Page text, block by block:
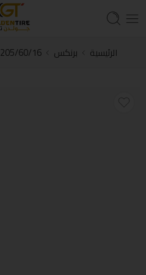
الرئيسية برنكس 205/60/16 برنكس Thailand HH2 2025